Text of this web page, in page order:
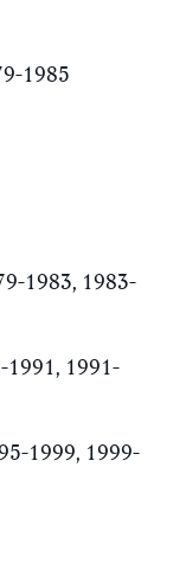
1985
1983, 1983-
1991-
1999, 1999-